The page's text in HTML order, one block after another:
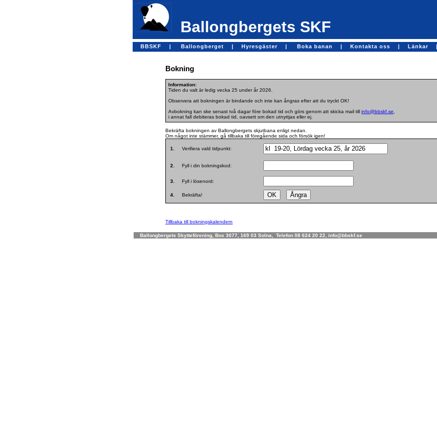
Ballongbergets SKF
BBSKF | Ballongberget | Hyresgäster | Boka banan | Kontakta oss | Länkar |
Bokning
Information:
Tiden du valt är ledig vecka 25 under år 2026.
Observera att bokningen är bindande och inte kan ångras efter att du tryckt OK!
Avbokning kan ske senast två dagar före bokad tid och görs genom att skicka mail till info@bbskf.se
i annat fall debiteras bokad tid, oavsett om den utnyttjas eller ej.
Bekräfta bokningen av Ballongbergets skjutbana enligt nedan.
Om något inte stämmer, gå tillbaka till föregående sida och försök igen!
1. Verifiera vald tidpunkt:
2. Fyll i din bokningskod:
3. Fyll i lösenord:
4. Bekräfta!
Tillbaka till bokningskalendern
Ballongbergets Skytteförening, Box 3077, 169 03 Solna, Telefon 08 624 20 22, info@bbskf.se